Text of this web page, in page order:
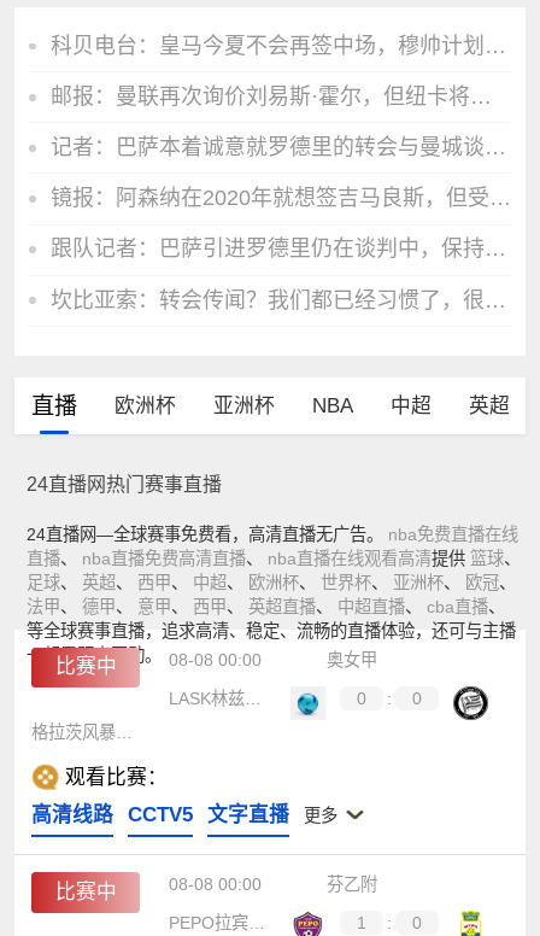
科贝电台：皇马今夏不会再签中场，穆帅计划让B席踢主力
邮报：曼联再次询价刘易斯·霍尔，但纽卡将尽一切努力留人
记者：巴萨本着诚意就罗德里的转会与曼城谈判，此事仍在磋商当中
镜报：阿森纳在2020年就想签吉马良斯，但受限于预算谈判未能推进
跟队记者：巴萨引进罗德里仍在谈判中，保持冷静
坎比亚索：转会传闻？我们都已经习惯了，很自豪能够代表尤文图斯
直播 欧洲杯 亚洲杯 NBA 中超 英超
24直播网热门赛事直播
24直播网—全球赛事免费看，高清直播无广告。 nba免费直播在线
直播、 nba直播免费高清直播、 nba直播在线观看高清提供 篮球、
足球、 英超、 西甲、 中超、 欧洲杯、 世界杯、 亚洲杯、 欧冠、
法甲、 德甲、 意甲、 西甲、 英超直播、 中超直播、 cba直播、
等全球赛事直播，追求高清、稳定、流畅的直播体验，还可与主播
一起零距离互动。
比赛中 08-08 00:00
奥女甲
LASK林兹女足
0 :
0
格拉茨风暴女足
观看比赛：
高清线路
CCTV5 文字直播 更多
比赛中 08-08 00:00
芬乙附
PEPO拉宾兰塔
1 :
0